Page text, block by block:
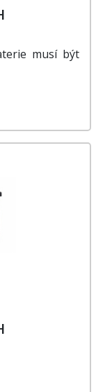
musí být